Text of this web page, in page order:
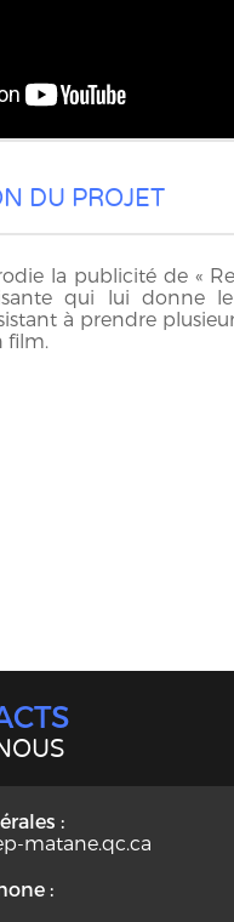
DU PROJET
la publicité de «
qui lui donne
à prendre
film.
:
matane.qc.ca
: